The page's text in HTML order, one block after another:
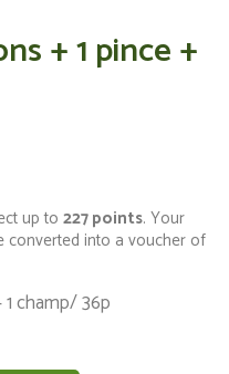
+ 1 pince +
up to 227points. Your
converted into a voucher of
champ/ 36p